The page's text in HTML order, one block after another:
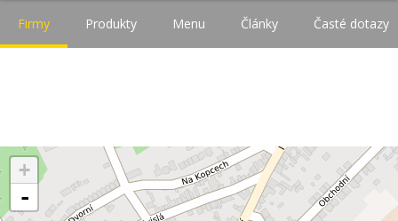
Firmy Produkty Menu Články Časté dotazy
+
-